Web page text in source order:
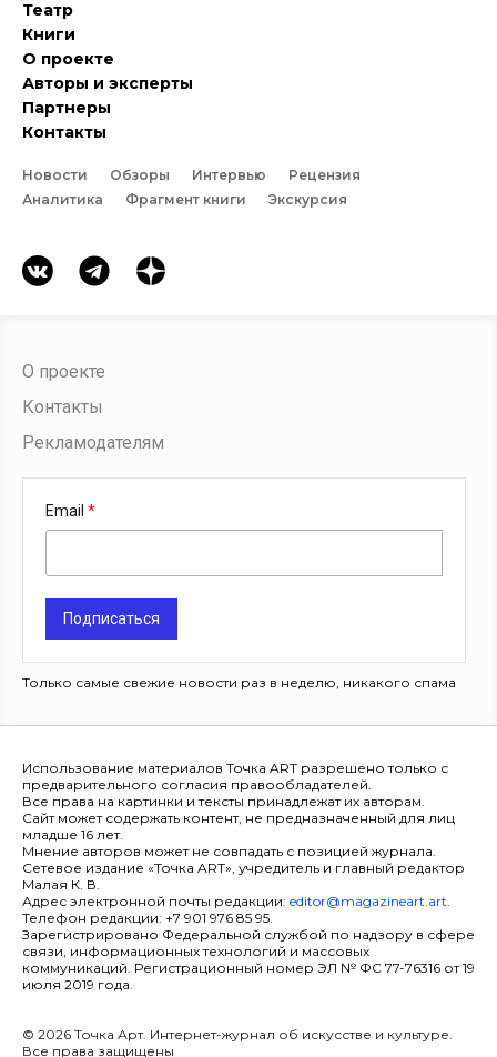
Театр
Книги
О проекте
Авторы и эксперты
Партнеры
Контакты
Новости Обзоры Интервью
Рецензия
Аналитика
Фрагмент книги Экскурсия
О проекте
Контакты
Рекламодателям
Email
Подписаться
Только самые свежие новости раз в неделю, никакого спама
Использование материалов Точка ART разрешено только с
предварительного согласия правообладателей.
Все права на картинки и тексты принадлежат их авторам.
Сайт может содержать контент, не предназначенный для лиц
младше 16 лет.
Мнение авторов может не совпадать с позицией журнала.
Сетевое издание «Точка ART», учредитель и главный редактор
Малая К. В.
Адрес электронной почты редакции: editor@magazineart.art.
Телефон редакции: +7 901 976 85 95.
Зарегистрировано Федеральной службой по надзору в сфере
связи, информационных технологий и массовых
коммуникаций. Регистрационный номер ЭЛ № ФС 77-76316 от 19
июля 2019 года.
© 2026 Точка Арт. Интернет-журнал об искусстве и культуре.
Все права защищены